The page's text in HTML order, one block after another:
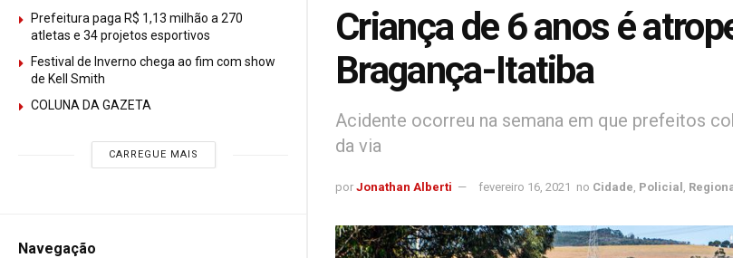
Prefeitura paga R$ 1,13 milhão a 270
atletas e 34 projetos esportivos
Festival de Inverno chega ao fim com show
de Kell Smith
COLUNA DA GAZETA
CARREGUE MAIS
Navegação
Criança de 6 anos é
Bragança-Itatiba
Acidente ocorreu na semana em que prefeitos
da via
por Jonathan Alberti fevereiro 16, 2021 no Cidade Policial